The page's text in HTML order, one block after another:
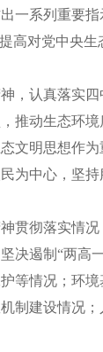
一系列重要
高对党中央生
， 认真落实四
推动生态环
文明思想作
为中心，坚
贯彻落实情
坚决遏制 “两高
等情况； 环境
制建设情况；